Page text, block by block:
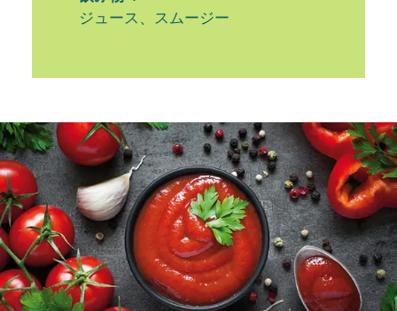
ジュース、スムージー